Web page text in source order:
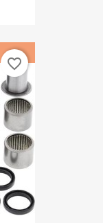
favorite_border